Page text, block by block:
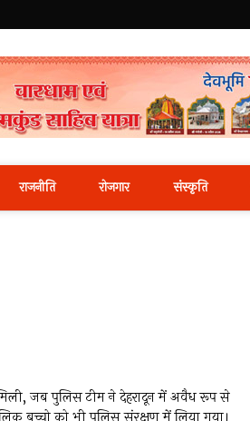
राजनीति रोजगार संस्कृति
जब पुलिस टीम ने देहरादून में अवैध रूप से